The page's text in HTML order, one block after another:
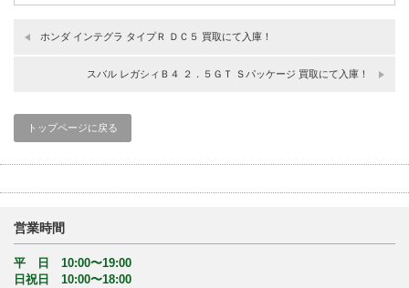
ホンダ インテグラ タイプＲ ＤＣ５ 買取にて入庫！
スバル レガシィＢ４ ２．５ＧＴ Ｓパッケージ 買取にて入庫！
トップページに戻る
営業時間
平 日 10:00〜19:00
日祝日 10:00〜18:00